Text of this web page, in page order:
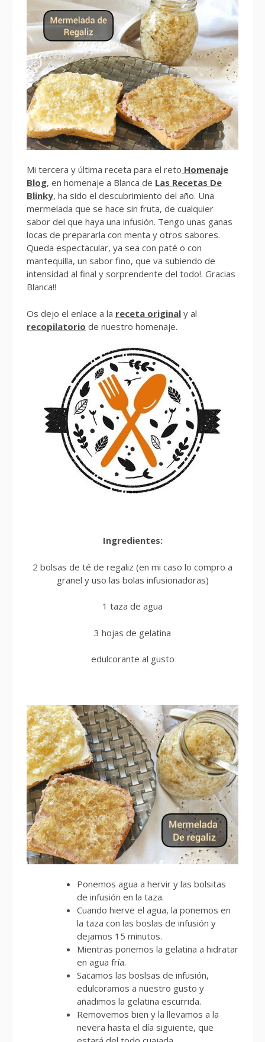
Mi tercera y última receta para el reto Homenaje
Blog, en homenaje a Blanca de Las Recetas De
Blinky, ha sido el descubrimiento del año. Una
mermelada que se hace sin fruta, de cualquier
sabor del que haya una infusión. Tengo unas ganas
locas de prepararla con menta y otros sabores.
Queda espectacular, ya sea con paté o con
mantequilla, un sabor fino, que va subiendo de
intensidad al final y sorprendente del todo!. Gracias
Blanca!!
Os dejo el enlace a la receta original y al
recopilatorio de nuestro homenaje.
Ingredientes:
2 bolsas de té de regaliz (en mi caso lo compro a
granel y uso las bolas infusionadoras)
1 taza de agua
3 hojas de gelatina
edulcorante al gusto
Ponemos agua a hervir y las bolsitas
de infusión en la taza.
Cuando hierve el agua, la ponemos en
la taza con las boslas de infusión y
dejamos 15 minutos.
Mientras ponemos la gelatina a hidratar
en agua fría.
Sacamos las boslsas de infusión,
edulcoramos a nuestro gusto y
añadimos la gelatina escurrida.
Removemos bien y la llevamos a la
nevera hasta el día siguiente, que